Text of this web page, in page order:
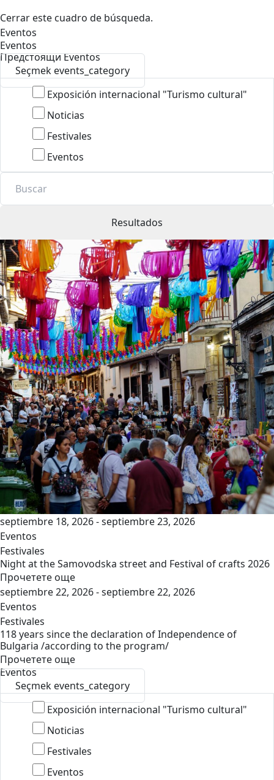
Cerrar este cuadro de búsqueda.
Eventos
Eventos
Предстоящи Eventos
Seçmek events_category
Exposición internacional "Turismo cultural"
Noticias
Festivales
Eventos
Resultados
septiembre 18, 2026 - septiembre 23, 2026
Eventos
Festivales
Night at the Samovodska street and Festival of crafts 2026
Прочетете още
septiembre 22, 2026 - septiembre 22, 2026
Eventos
Festivales
118 years since the declaration of Independence of
Bulgaria /according to the program/
Прочетете още
Eventos
Seçmek events_category
Exposición internacional "Turismo cultural"
Noticias
Festivales
Eventos